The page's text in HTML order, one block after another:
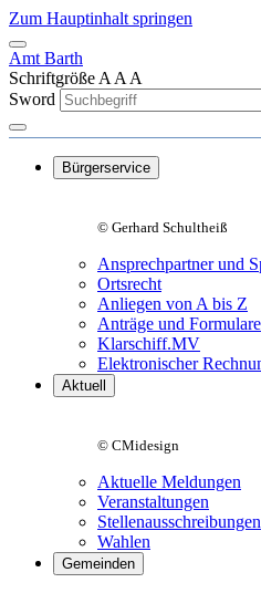
Zum Hauptinhalt springen
Amt Barth
Schriftgröße A A A
Sword
Bürgerservice
© Gerhard Schultheiß
Ansprechpartner und
Ortsrecht
Anliegen von A bis Z
Anträge und Formulare
Klarschiff.MV
Elektronischer
Aktuell
© CMidesign
Aktuelle Meldungen
Veranstaltungen
Stellenausschreibungen
Wahlen
Gemeinden